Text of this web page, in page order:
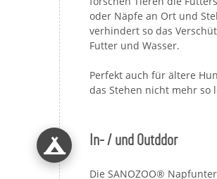
oder Näpfe an Ort und
verhindert so das
Futter und Wasser.
Perfekt auch für ältere
das Stehen nicht mehr so
In- / und Outddor
Die SANOZOO®